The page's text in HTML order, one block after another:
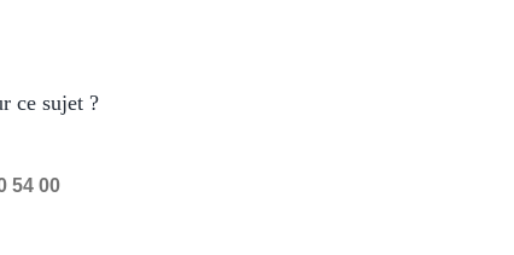
ce sujet ?
54 00